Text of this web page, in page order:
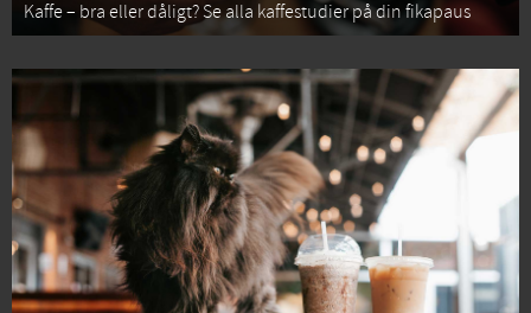
Kaffe – bra eller dåligt? Se alla kaffestudier på din fikapaus